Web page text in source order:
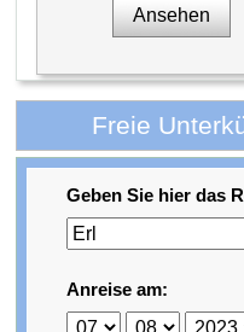
Ansehen
Freie
Geben Sie hier das
Anreise am: